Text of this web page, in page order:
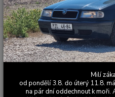
Úvod Ostatní elektronika
Felicia 1.3MPI SIMOS 2P
RESET
škrticí klapky Milí
od pondělí 3.8. do úterý 11.8.
na pár dní oddechnout k moři.